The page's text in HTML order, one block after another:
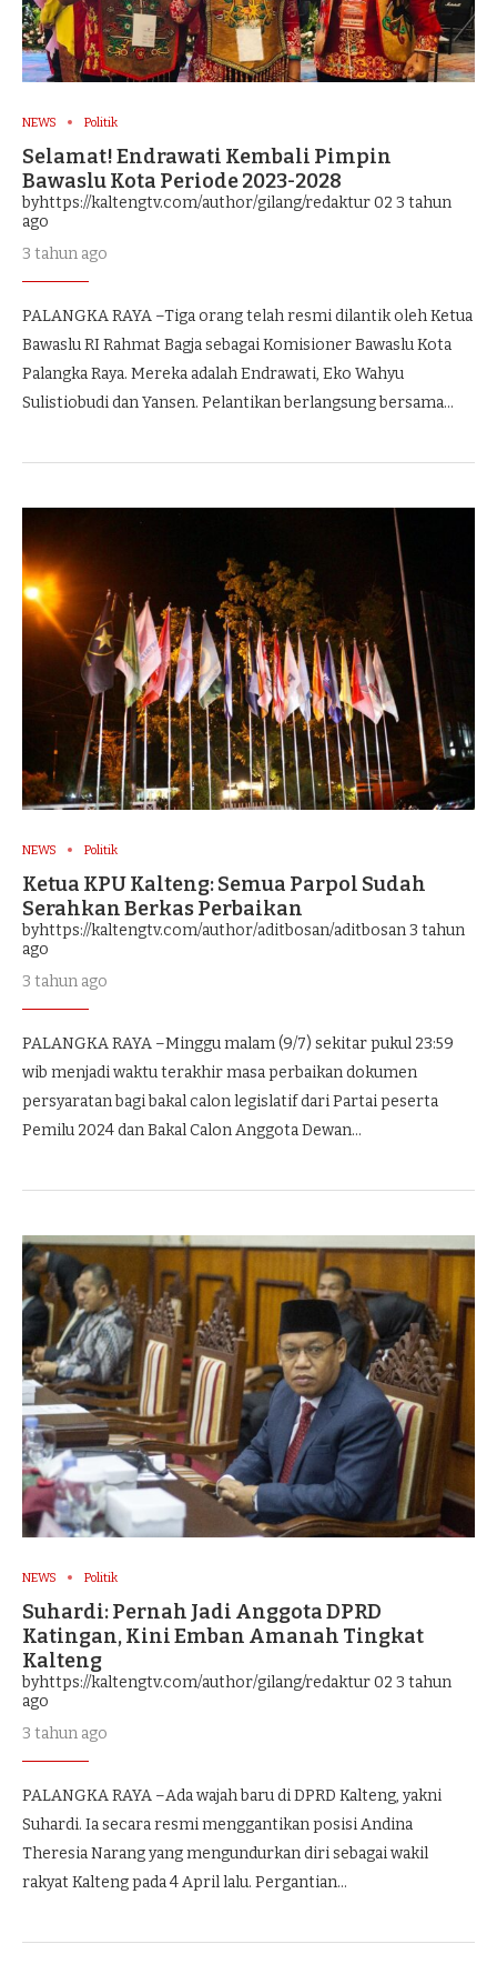
NEWS Politik
Selamat! Endrawati Kembali Pimpin
Bawaslu Kota Periode 2023-2028
byhttps://kaltengtv.com/author/gilang/redaktur 02 3 tahun
ago
3 tahun ago
PALANGKA RAYA –Tiga orang telah resmi dilantik oleh Ketua
Bawaslu RI Rahmat Bagja sebagai Komisioner Bawaslu Kota
Palangka Raya. Mereka adalah Endrawati, Eko Wahyu
Sulistiobudi dan Yansen. Pelantikan berlangsung bersama…
NEWS Politik
Ketua KPU Kalteng: Semua Parpol Sudah
Serahkan Berkas Perbaikan
byhttps://kaltengtv.com/author/aditbosan/aditbosan3 tahun
ago
3 tahun ago
PALANGKA RAYA –Minggu malam (9/7) sekitar pukul 23:59
wib menjadi waktu terakhir masa perbaikan dokumen
persyaratan bagi bakal calon legislatif dari Partai peserta
Pemilu 2024 dan Bakal Calon Anggota Dewan…
NEWS Politik
Suhardi: Pernah Jadi Anggota DPRD
Katingan, Kini Emban Amanah Tingkat
Kalteng
byhttps://kaltengtv.com/author/gilang/redaktur 02 3 tahun
ago
3 tahun ago
PALANGKA RAYA –Ada wajah baru di DPRD Kalteng, yakni
Suhardi. Ia secara resmi menggantikan posisi Andina
Theresia Narang yang mengundurkan diri sebagai wakil
rakyat Kalteng pada 4 April lalu. Pergantian…